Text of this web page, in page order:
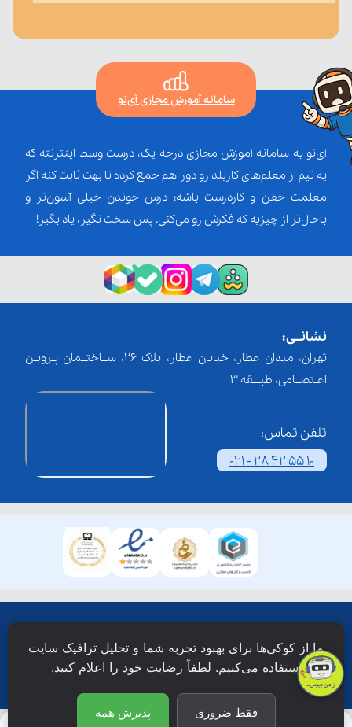
سامانه آموزش مجازی آی‌نو
آی‌نو یه سامانه آموزش مجازی درجه یک، درست وسط اینترنته که
یه تیم از معلم‌‌های کاربلد رو دور هم جمع کرده تا بهت ثابت کنه اگر
معلمت خفن و کاردرست باشه؛ درس خوندن خیلی آسون‌تر و
باحال‌تر از چیزیه که فکرش رو می‌کنی. پس سخت نگیر، یاد بگیر!
نشانــی:
تهران، میدان عطار، خیابان عطار، پلاک 26، ســاختــمان پـرویـن
اعـتصــامی، طبـــقه 3
تلفن تماس:
021 - 28 42 55 10
دانش نویان محفوظ است.
ما از کوکی‌ها برای بهبود تجربه شما و تحلیل ترافیک سایت
استفاده می‌کنیم. لطفاً رضایت خود را اعلام کنید.
فقط ضروری پذیرش همه